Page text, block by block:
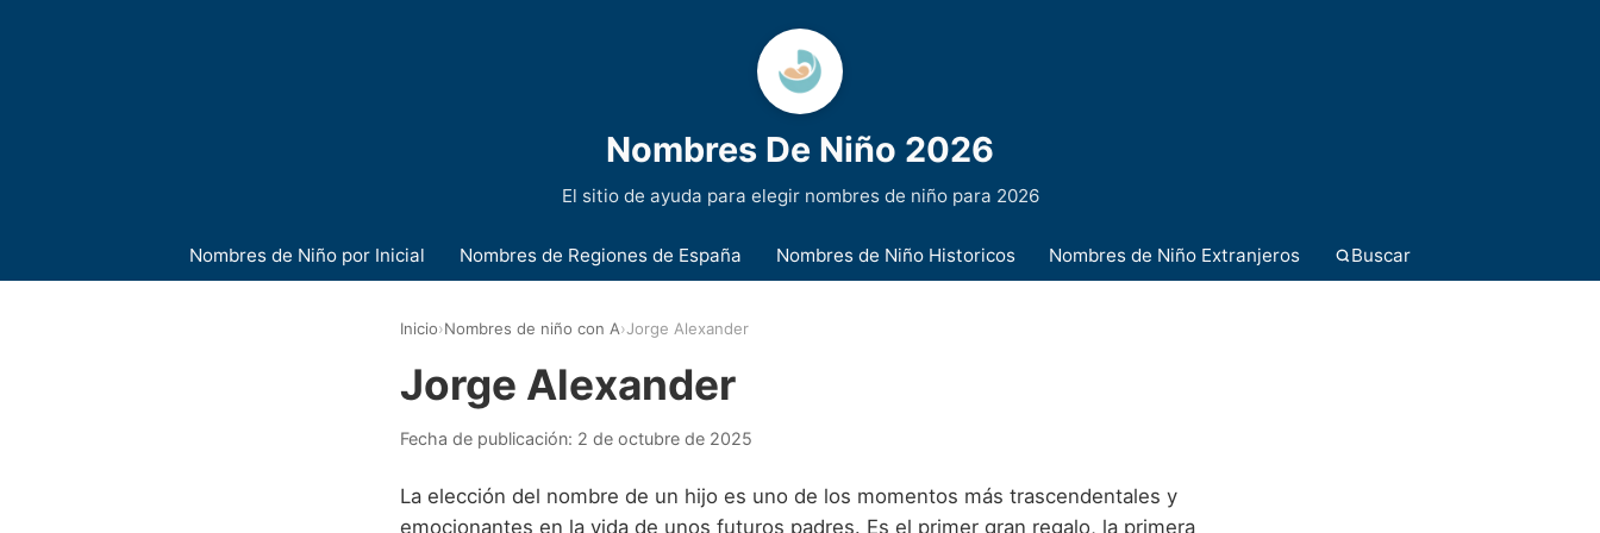
Nombres De Niño 2026
El sitio de ayuda para elegir nombres de niño para 2026
Nombres de Niño por Inicial Nombres de Regiones de España Nombres de Niño Historicos Nombres de Niño Extranjeros Buscar
Inicio›Nombres de niño con A›Jorge Alexander
Jorge Alexander
Fecha de publicación: 2 de octubre de 2025
La elección del nombre de un hijo es uno de los momentos más trascendentales y
emocionantes en la vida de unos futuros padres. Es el primer gran regalo, la primera